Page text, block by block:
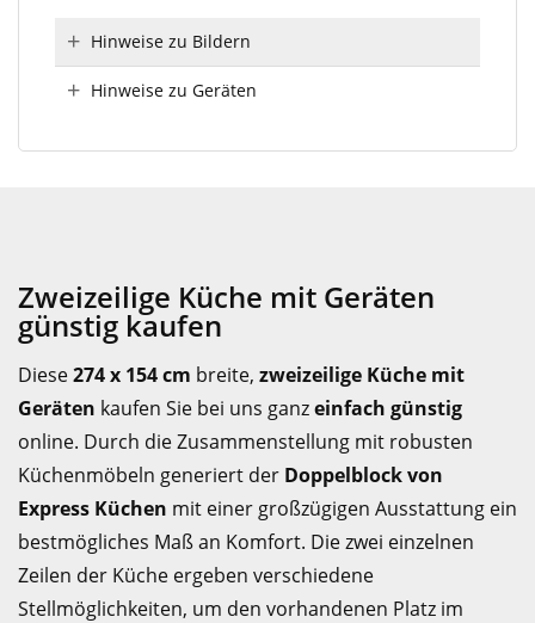
Hinweise zu Bildern
Hinweise zu Geräten
Zweizeilige Küche mit Geräten
günstig kaufen
Diese274 x 154 cm breite, zweizeilige Küche mit
Geräten kaufen Sie bei uns ganzeinfach günstig
online. Durch die Zusammenstellung mit robusten
Küchenmöbeln generiert der Doppelblock von
Express Küchen mit einer großzügigen Ausstattung ein
bestmögliches Maß an Komfort. Die zwei einzelnen
Zeilen der Küche ergeben verschiedene
Stellmöglichkeiten, um den vorhandenen Platz im